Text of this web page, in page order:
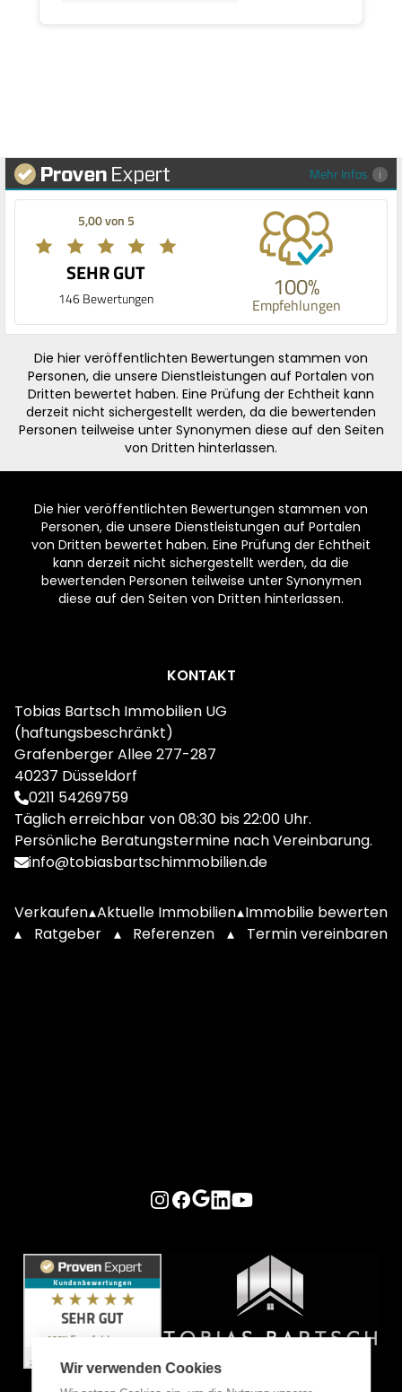
Mehr Infos
5,00 von 5
SEHR GUT
146 Bewertungen 100%
Empfehlungen
Die hier veröffentlichten Bewertungen stammen von
Personen, die unsere Dienstleistungen auf Portalen von
Dritten bewertet haben. Eine Prüfung der Echtheit kann
derzeit nicht sichergestellt werden, da die bewertenden
Personen teilweise unter Synonymen diese auf den Seiten
von Dritten hinterlassen.
Die hier veröffentlichten Bewertungen stammen von
Personen, die unsere Dienstleistungen auf Portalen
von Dritten bewertet haben. Eine Prüfung der Echtheit
kann derzeit nicht sichergestellt werden, da die
bewertenden Personen teilweise unter Synonymen
diese auf den Seiten von Dritten hinterlassen.
KONTAKT
Tobias Bartsch Immobilien UG
(haftungsbeschränkt)
Grafenberger Allee 277-287
40237 Düsseldorf
0211 54269759
Täglich erreichbar von 08:30 bis 22:00 Uhr.
Persönliche Beratungstermine nach Vereinbarung.
info@tobiasbartschimmobilien.de
Verkaufen▴Aktuelle Immobilien▴Immobilie bewerten
▴
Ratgeber ▴ Referenzen ▴ Termin vereinbaren
Instagram
Facebook
Google
LinkedInYouTube
Wir verwenden Cookies